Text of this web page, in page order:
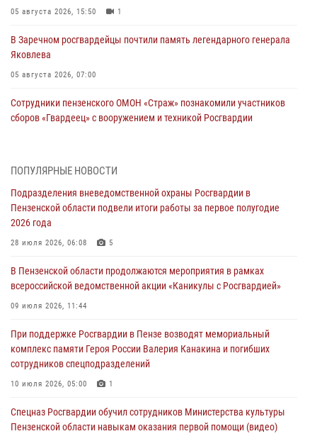
05 августа 2026, 15:50 1
В Заречном росгвардейцы почтили память легендарного генерала
Яковлева
05 августа 2026, 07:00
Сотрудники пензенского ОМОН «Страж» познакомили участников
сборов «Гвардеец» с вооружением и техникой Росгвардии
В Пензе сотрудники Росгвардии оказали помощь
05 августа 2026, 04:00
В Пензе при силовой поддержке Росгвардии пресечена
деятельность ОПГ, маскировавшейся под реабилитационный центр
4
В Управлении Росгвардии по Пензенской области подвели итоги
04 августа 2026, 06:08
Росгвардия обеспечила безопасность праздничных мероприятий в
День ВДВ в Пензе
ПОПУЛЯРНЫЕ НОВОСТИ
Подразделения вневедомственной охраны Росгвардии в
Пензенской области подвели итоги работы за первое полугодие
2026 года
28 июля 2026, 06:08 5
В Пензенской области продолжаются мероприятия в рамках
всероссийской ведомственной акции «Каникулы с Росгвардией»
09 июля 2026, 11:44
При поддержке Росгвардии в Пензе возводят мемориальный
комплекс памяти Героя России Валерия Канакина и погибших
сотрудников спецподразделений
10 июля 2026, 05:00 1
Спецназ Росгвардии обучил сотрудников Министерства культуры
Пензенской области навыкам оказания первой помощи (видео)